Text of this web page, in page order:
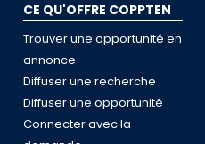
CE QU'OFFRE COPPTEN
Trouver une opportunité en
annonce
Diffuser une recherche
Diffuser une opportunité
Connecter avec la